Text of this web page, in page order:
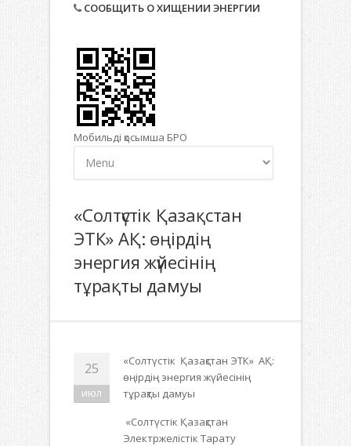
СООБЩИТЬ О ХИЩЕНИИ ЭНЕРГИИ
Мобильді қосымша БРО
«Солтүстік Қазақстан
ЭТК» АҚ: өңірдің
энергия жүйесінің
тұрақты дамуы
25
июл
«Солтүстік Қазақстан ЭТК» АҚ:
өңірдің энергия жүйесінің
тұрақты дамуы
«Солтүстік Қазақстан
Электржелістік Тарату